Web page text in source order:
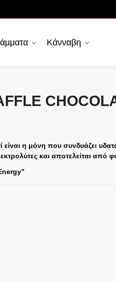
Κάνναβη
είναι η μόνη που συνδυάζει
και αποτελείται από